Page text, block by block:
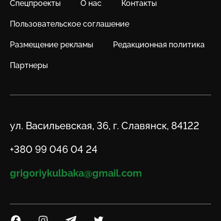
Спецпроекты О нас Контакты
Пользовательское соглашение
Размещение рекламы Редакционная политика
Партнеры
Адрес
ул. Васильевская, 36, г. Славянск, 84122
Телефон
+380 99 046 04 24
Email
grigoriykulbaka@gmail.com
Посилання на Facebook
Посилання на Instagram
Посилання на Telegram
Посилання на Twitter